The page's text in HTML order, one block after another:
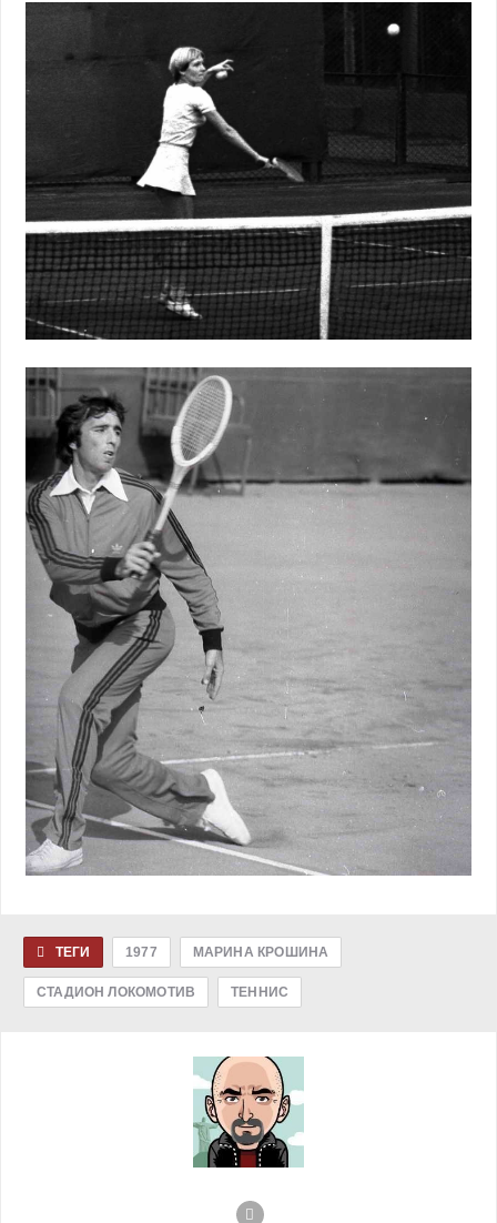
ТЕГИ 1977 МАРИНА КРОШИНА
СТАДИОН ЛОКОМОТИВ ТЕННИС